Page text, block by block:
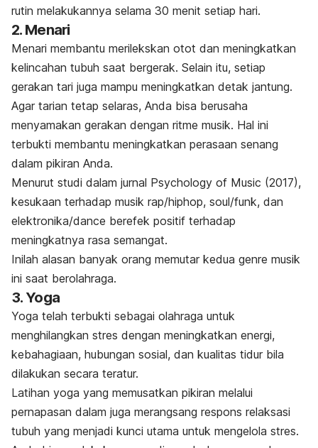
rutin melakukannya selama 30 menit setiap hari.
2. Menari
Menari membantu merilekskan otot dan meningkatkan
kelincahan tubuh saat bergerak. Selain itu, setiap
gerakan tari juga mampu meningkatkan detak jantung.
Agar tarian tetap selaras, Anda bisa berusaha
menyamakan gerakan dengan ritme musik. Hal ini
terbukti membantu meningkatkan perasaan senang
dalam pikiran Anda.
Menurut studi dalam jurnal Psychology of Music (2017),
kesukaan terhadap musik rap/hiphop, soul/funk, dan
elektronika/dance berefek positif terhadap
meningkatnya rasa semangat.
Inilah alasan banyak orang memutar kedua genre musik
ini saat berolahraga.
3. Yoga
Yoga telah terbukti sebagai olahraga untuk
menghilangkan stres dengan meningkatkan energi,
kebahagiaan, hubungan sosial, dan kualitas tidur bila
dilakukan secara teratur.
Latihan yoga yang memusatkan pikiran melalui
pernapasan dalam juga merangsang respons relaksasi
tubuh yang menjadi kunci utama untuk mengelola stres.